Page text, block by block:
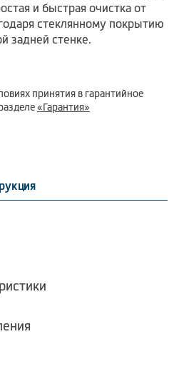
и быстрая очистка от
стеклянному покрытию
задней стенке.
принятия в гарантийное
«Гарантия»